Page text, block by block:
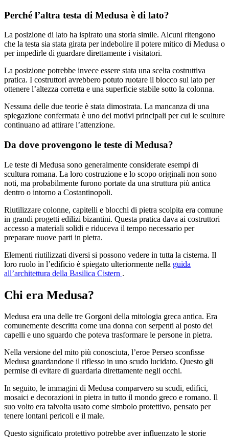
Perché l’altra testa di Medusa è di lato?
La posizione di lato ha ispirato una storia simile. Alcuni ritengono
che la testa sia stata girata per indebolire il potere mitico di Medusa o
per impedirle di guardare direttamente i visitatori.
La posizione potrebbe invece essere stata una scelta costruttiva
pratica. I costruttori avrebbero potuto ruotare il blocco sul lato per
ottenere l’altezza corretta e una superficie stabile sotto la colonna.
Nessuna delle due teorie è stata dimostrata. La mancanza di una
spiegazione confermata è uno dei motivi principali per cui le sculture
continuano ad attirare l’attenzione.
Da dove provengono le teste di Medusa?
Le teste di Medusa sono generalmente considerate esempi di
scultura romana. La loro costruzione e lo scopo originali non sono
noti, ma probabilmente furono portate da una struttura più antica
dentro o intorno a Costantinopoli.
Riutilizzare colonne, capitelli e blocchi di pietra scolpita era comune
in grandi progetti edilizi bizantini. Questa pratica dava ai costruttori
accesso a materiali solidi e riduceva il tempo necessario per
preparare nuove parti in pietra.
Elementi riutilizzati diversi si possono vedere in tutta la cisterna. Il
loro ruolo in l’edificio è spiegato ulteriormente nella guida
all’architettura della Basilica Cistern .
Chi era Medusa?
Medusa era una delle tre Gorgoni della mitologia greca antica. Era
comunemente descritta come una donna con serpenti al posto dei
capelli e uno sguardo che poteva trasformare le persone in pietra.
Nella versione del mito più conosciuta, l’eroe Perseo sconfisse
Medusa guardandone il riflesso in uno scudo lucidato. Questo gli
permise di evitare di guardarla direttamente negli occhi.
In seguito, le immagini di Medusa comparvero su scudi, edifici,
mosaici e decorazioni in pietra in tutto il mondo greco e romano. Il
suo volto era talvolta usato come simbolo protettivo, pensato per
tenere lontani pericoli e il male.
Questo significato protettivo potrebbe aver influenzato le storie